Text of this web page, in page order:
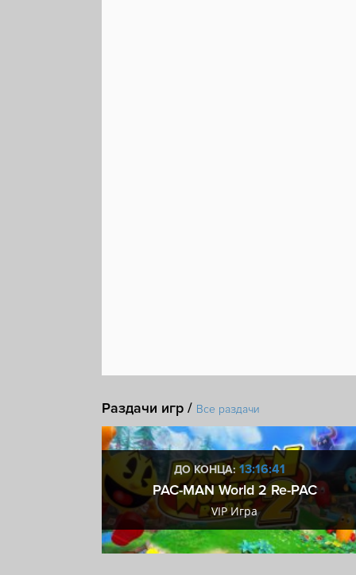
Раздачи игр / Все раздачи
ДО КОНЦА: 13:16:41
PAC-MAN World 2 Re-PAC
VIP Игра